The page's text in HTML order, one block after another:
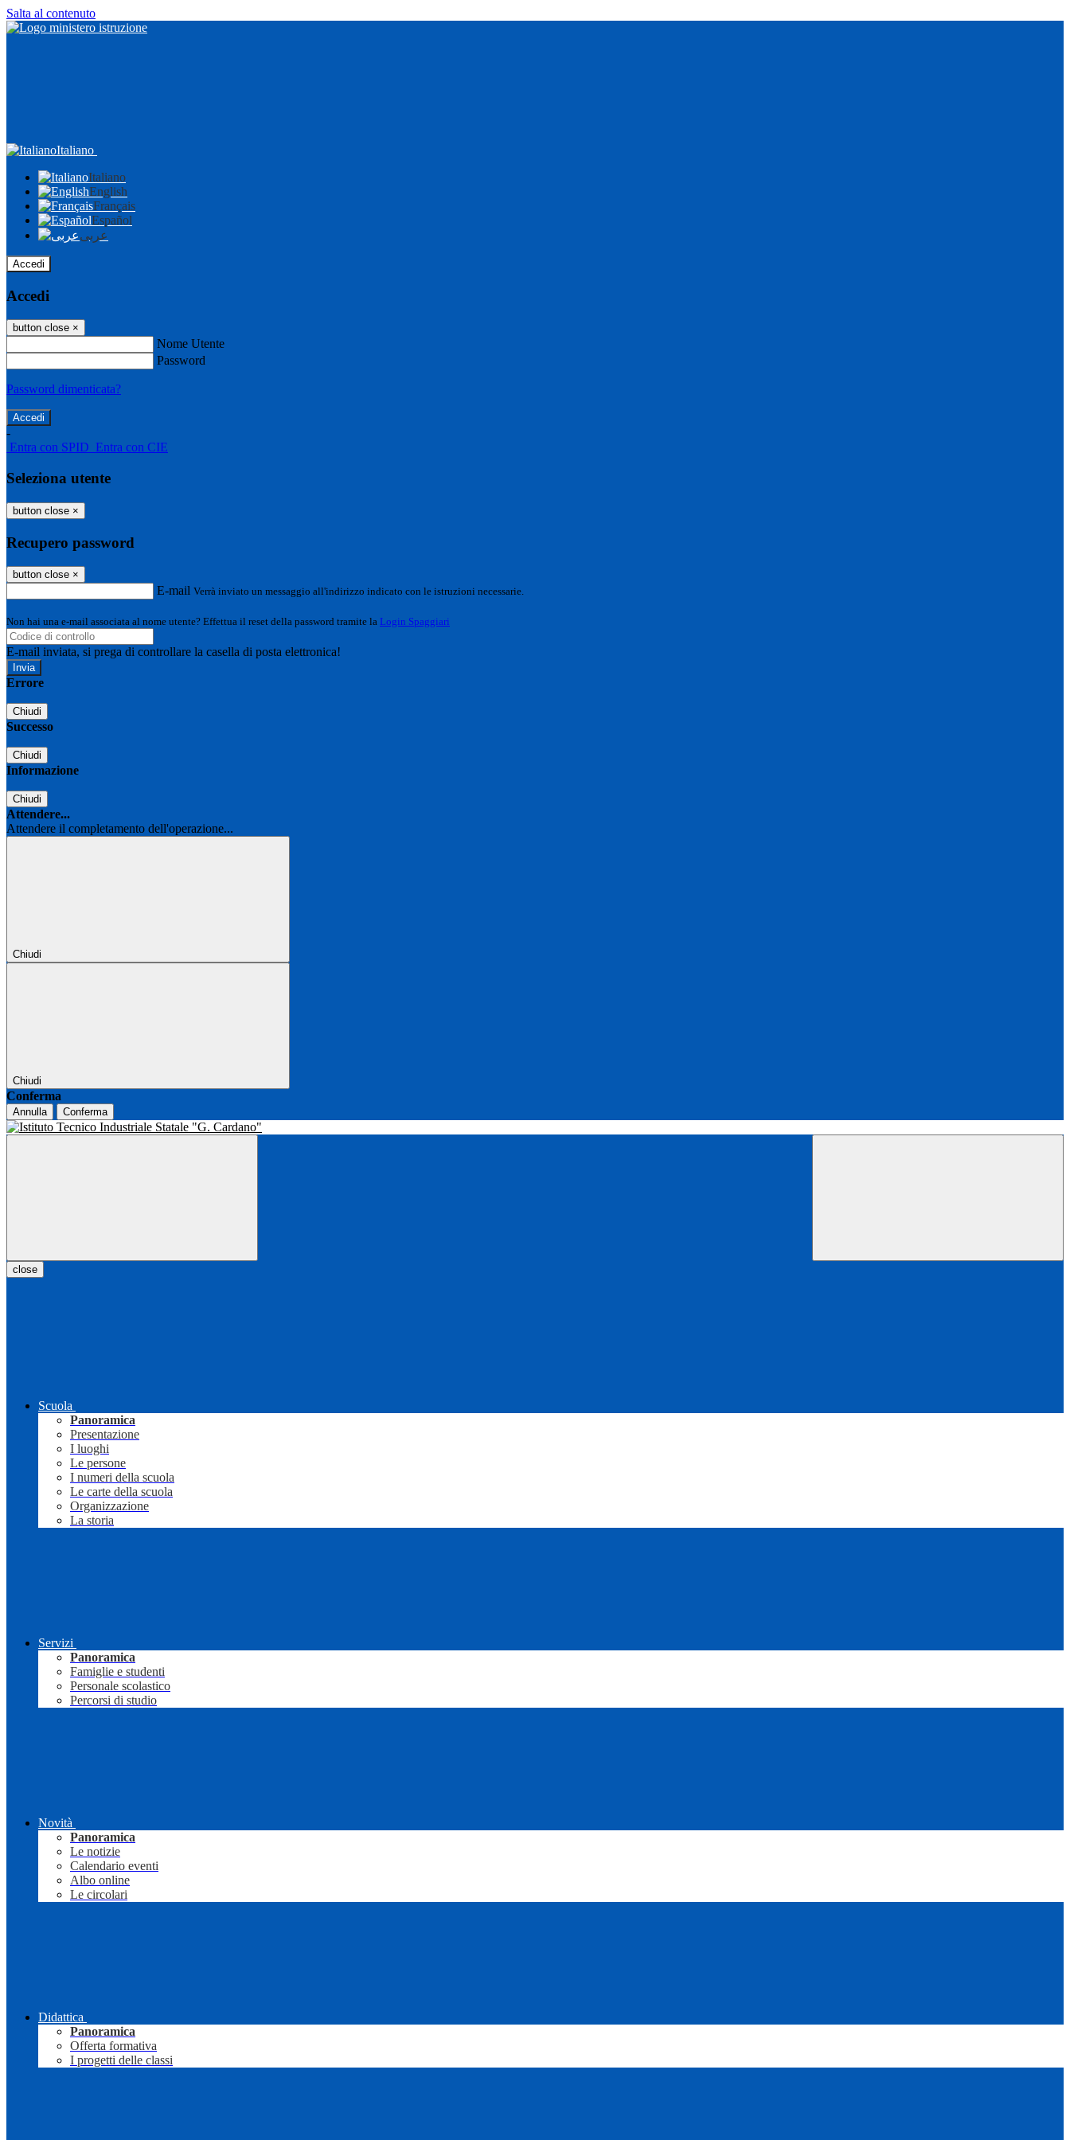
Salta al contenuto
Italiano
Italiano
English
Français
Español
عربى
Accedi
Accedi
button close ×
Nome Utente
Password
Password dimenticata?
-
Entra con SPID Entra con CIE
Seleziona utente
button close ×
Recupero password
button close ×
E-mail Verrà inviato un messaggio all'indirizzo indicato con le istruzioni necessarie.
Non hai una e-mail associata al nome utente? Effettua il reset della password tramite la Login Spaggiari
E-mail inviata, si prega di controllare la casella di posta elettronica!
Errore
Chiudi
Successo
Chiudi
Informazione
Chiudi
Attendere...
Attendere il completamento dell'operazione...
Chiudi
Chiudi
Conferma
Annulla Conferma
close
Scuola
Panoramica
Presentazione
I luoghi
Le persone
I numeri della scuola
Le carte della scuola
Organizzazione
La storia
Servizi
Panoramica
Famiglie e studenti
Personale scolastico
Percorsi di studio
Novità
Panoramica
Le notizie
Calendario eventi
Albo online
Le circolari
Didattica
Panoramica
Offerta formativa
I progetti delle classi